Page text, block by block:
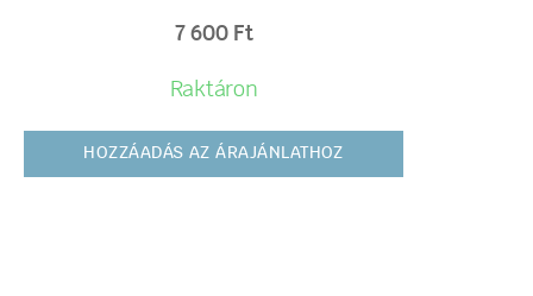
7 600 Ft
Raktáron
HOZZÁADÁS AZ ÁRAJÁNLATHOZ